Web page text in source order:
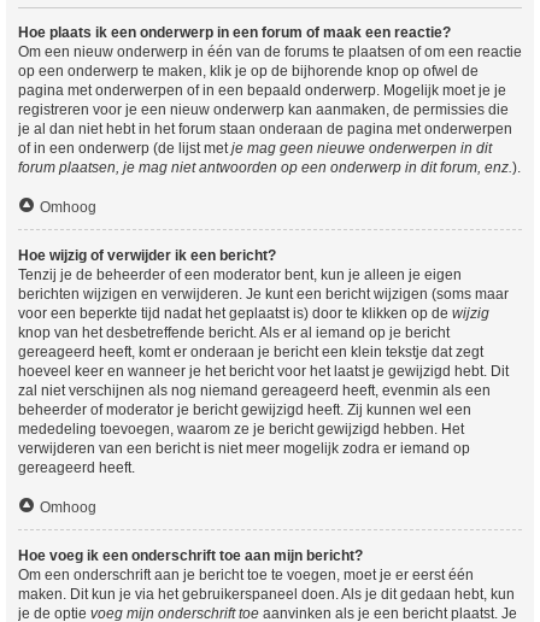
Hoe plaats ik een onderwerp in een forum of maak een reactie?
Om een nieuw onderwerp in één van de forums te plaatsen of om een reactie
op een onderwerp te maken, klik je op de bijhorende knop op ofwel de
pagina met onderwerpen of in een bepaald onderwerp. Mogelijk moet je je
registreren voor je een nieuw onderwerp kan aanmaken, de permissies die
je al dan niet hebt in het forum staan onderaan de pagina met onderwerpen
of in een onderwerp (de lijst metje mag geen nieuwe onderwerpen in dit
forum plaatsen, je mag niet antwoorden op een onderwerp in dit forum, enz.).
Omhoog
Hoe wijzig of verwijder ik een bericht?
Tenzij je de beheerder of een moderator bent, kun je alleen je eigen
berichten wijzigen en verwijderen. Je kunt een bericht wijzigen (soms maar
voor een beperkte tijd nadat het geplaatst is) door te klikken op de wijzig
knop van het desbetreffende bericht. Als er al iemand op je bericht
gereageerd heeft, komt er onderaan je bericht een klein tekstje dat zegt
hoeveel keer en wanneer je het bericht voor het laatst je gewijzigd hebt. Dit
zal niet verschijnen als nog niemand gereageerd heeft, evenmin als een
beheerder of moderator je bericht gewijzigd heeft. Zij kunnen wel een
mededeling toevoegen, waarom ze je bericht gewijzigd hebben. Het
verwijderen van een bericht is niet meer mogelijk zodra er iemand op
gereageerd heeft.
Omhoog
Hoe voeg ik een onderschrift toe aan mijn bericht?
Om een onderschrift aan je bericht toe te voegen, moet je er eerst één
maken. Dit kun je via het gebruikerspaneel doen. Als je dit gedaan hebt, kun
je de optie voeg mijn onderschrift toe aanvinken als je een bericht plaatst. Je